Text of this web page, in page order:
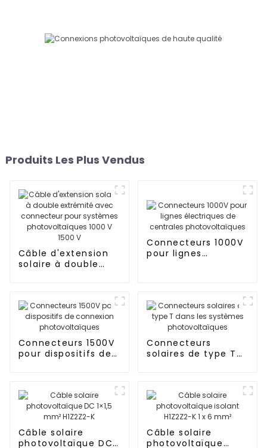
Produits Les Plus Vendus
Câble d'extension
solaire à double
photovoltaïques
1000 V 1500 V
Connecteurs 1000V
pour lignes
Connecteurs 1500V
pour dispositifs de
Connecteurs
solaires de type T
Câble solaire
photovoltaïque DC
Câble solaire
photovoltaïque